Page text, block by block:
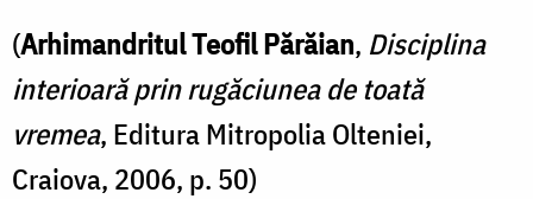
(Arhimandritul Teofil Părăian, Disciplina
interioară prin rugăciunea de toată
vremea, Editura Mitropolia Olteniei,
Craiova, 2006, p. 50)